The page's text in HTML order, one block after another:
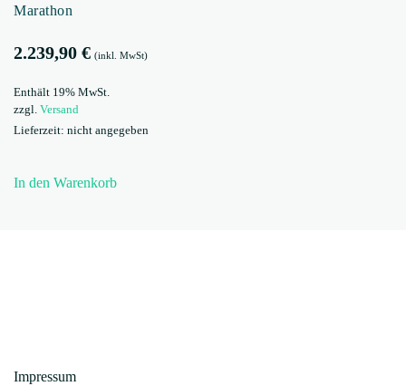
Marathon
2.239,90 € (inkl. MwSt)
Enthält 19% MwSt.
zzgl. Versand
Lieferzeit: nicht angegeben
In den Warenkorb
Impressum